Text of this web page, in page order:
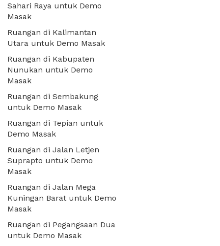
Sahari Raya untuk Demo
Masak
Ruangan di Kalimantan
Utara untuk Demo Masak
Ruangan di Kabupaten
Nunukan untuk Demo
Masak
Ruangan di Sembakung
untuk Demo Masak
Ruangan di Tepian untuk
Demo Masak
Ruangan di Jalan Letjen
Suprapto untuk Demo
Masak
Ruangan di Jalan Mega
Kuningan Barat untuk Demo
Masak
Ruangan di Pegangsaan Dua
untuk Demo Masak